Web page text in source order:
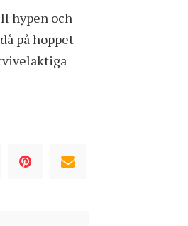
hypen och
på hoppet